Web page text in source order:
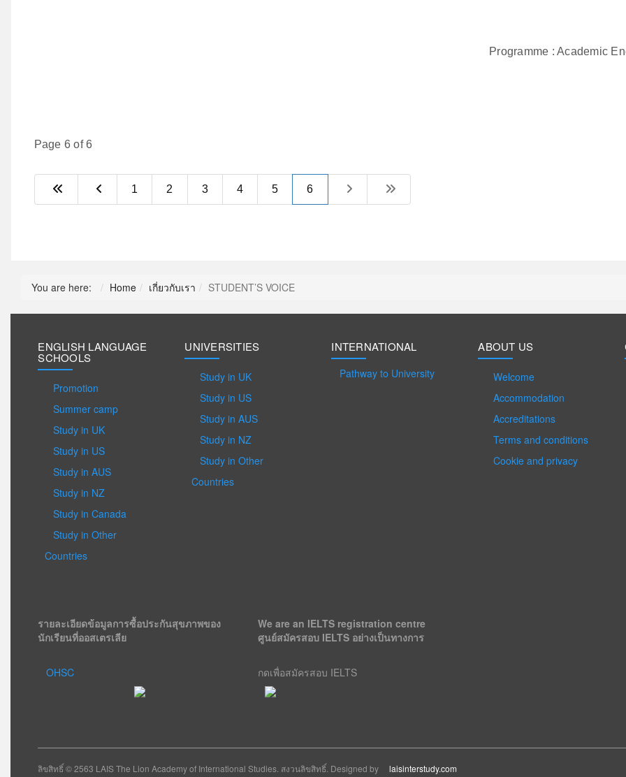
Programme : Academic
Page 6 of 6
1 2 3 4 5 6
You are here: Home เกี่ยวกับเรา STUDENT’S VOICE
ENGLISH LANGUAGE
SCHOOLS
Promotion
Summer camp
Study in UK
Study in US
Study in AUS
Study in NZ
Study in Canada
Study in Other
Countries
UNIVERSITIES
Study in UK
Study in US
Study in AUS
Study in NZ
Study in Other
Countries
INTERNATIONAL
Pathway to University
ABOUT US
Welcome
Accommodation
Accreditations
Terms and conditions
Cookie and privacy
รายละเอียดข้อมูลการซื้อประกันสุขภาพของ
นักเรียนที่ออสเตรเลีย
OHSC
We are an IELTS registration centre
ศูนย์สมัครสอบ IELTS อย่างเป็นทางการ
กดเพื่อสมัครสอบ IELTS
ลิขสิทธิ์ © 2563 LAIS The Lion Academy of International Studies. สงวนลิขสิทธิ์. Designed by
laisinterstudy.com